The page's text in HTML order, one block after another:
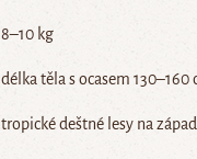
8–10 kg
délka těla s ocasem 130–160
tropické deštné lesy na